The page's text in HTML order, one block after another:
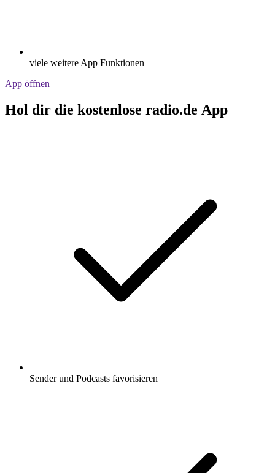
viele weitere App Funktionen
App öffnen
Hol dir die kostenlose radio.de App
Sender und Podcasts favorisieren